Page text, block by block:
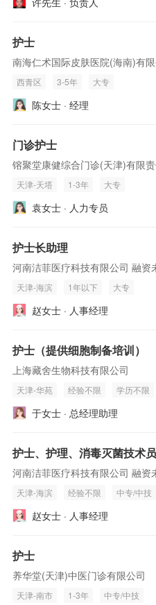
护士
南海仁术国际皮肤医院(海南)有
西青区 3-5年 大专
陈女士 · 经理
门诊护士
镕聚堂康健综合门诊(天津)有限
天津-天塔 1-3年 大专
袁女士 · 人力专员
护士长助理
河南洁菲医疗科技有限公司 融资
天津-海滨 1年以下 大专
赵女士 · 人事经理
护士（提供细胞制备培训）
上海藏舍生物科技有限公司
天津-华苑 经验不限 学历不限
于女士 · 总经理助理
护士、护理、消毒灭菌技术员
河南洁菲医疗科技有限公司 融资
天津-海滨 经验不限 中专/中技
赵女士 · 人事经理
护士
养华堂(天津)中医门诊有限公司
天津-南市 1-3年 中专/中技